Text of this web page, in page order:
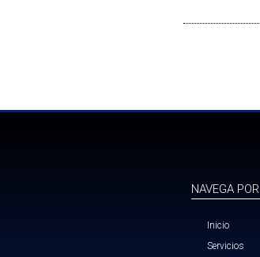
NAVEGA
Inicio
Servicios